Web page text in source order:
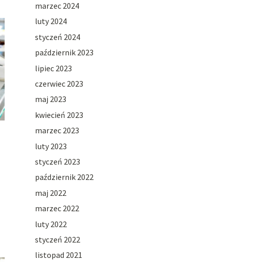
marzec 2024
luty 2024
styczeń 2024
październik 2023
lipiec 2023
czerwiec 2023
maj 2023
kwiecień 2023
marzec 2023
luty 2023
styczeń 2023
październik 2022
maj 2022
marzec 2022
luty 2022
styczeń 2022
listopad 2021